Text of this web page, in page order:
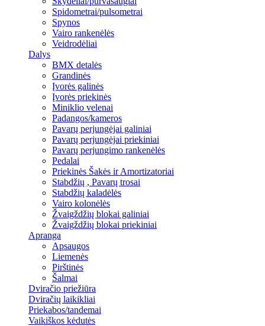
Spidometrai/pulsometrai
Spynos
Vairo rankenėlės
Veidrodėliai
Dalys
BMX detalės
Grandinės
Įvorės galinės
Įvorės priekinės
Miniklio velenai
Padangos/kameros
Pavarų perjungėjai galiniai
Pavarų perjungėjai priekiniai
Pavarų perjungimo rankenėlės
Pedalai
Priekinės Šakės ir Amortizatoriai
Stabdžių , Pavarų trosai
Stabdžių kaladėlės
Vairo kolonėlės
Žvaigždžių blokai galiniai
Žvaigždžių blokai priekiniai
Apranga
Apsaugos
Liemenės
Pirštinės
Šalmai
Dviračio priežiūra
Dviračių laikikliai
Priekabos/tandemai
Vaikiškos kėdutės